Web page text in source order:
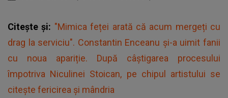
Citește și: "Mimica feței arată că acum mergeți cu
drag la serviciu". Constantin Enceanu și-a uimit fanii
cu noua apariție. După câștigarea procesului
împotriva Niculinei Stoican, pe chipul artistului se
citește fericirea și mândria